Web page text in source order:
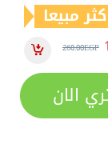
مبيعا
260.00EGP
الان